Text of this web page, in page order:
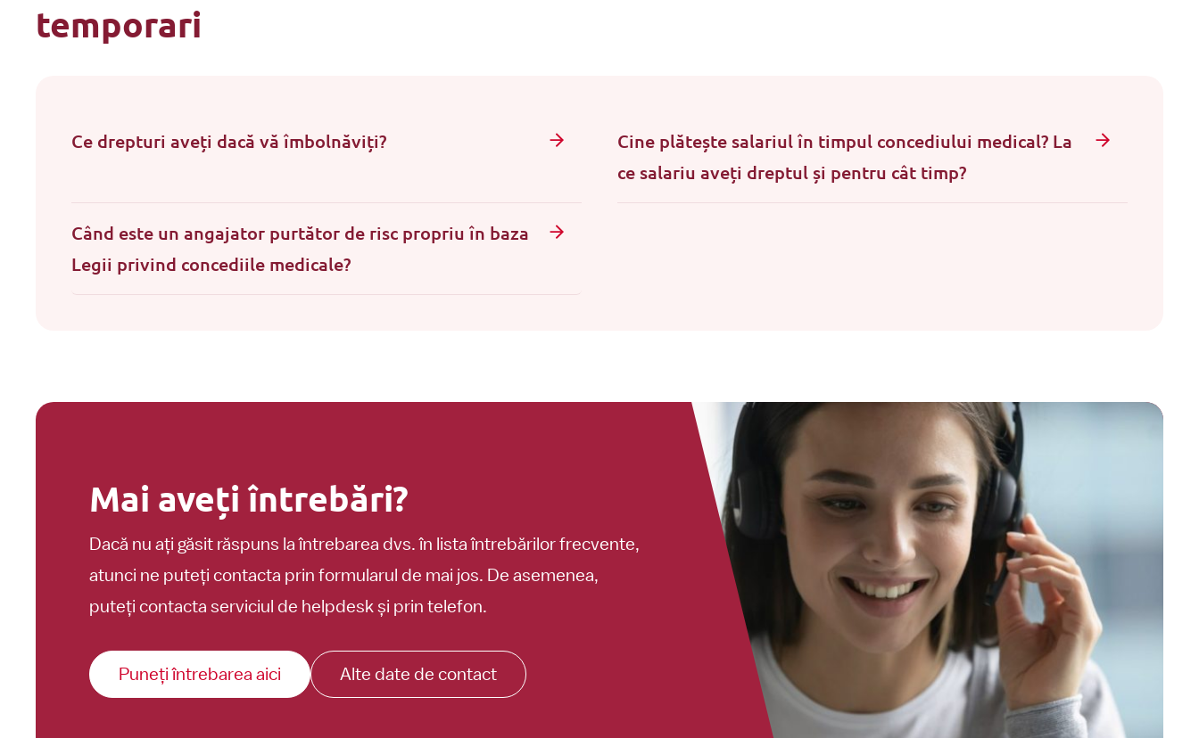
temporari
Ce drepturi aveți dacă vă îmbolnăviți?
Cine plătește salariul în timpul concediului medical? La
ce salariu aveți dreptul și pentru cât timp?
Când este un angajator purtător de risc propriu în baza
Legii privind concediile medicale?
Mai aveți întrebări?
Dacă nu ați găsit răspuns la întrebarea dvs. în lista întrebărilor frecvente,
atunci ne puteți contacta prin formularul de mai jos. De asemenea,
puteți contacta serviciul de helpdesk și prin telefon.
Puneți întrebarea aici Alte date de contact